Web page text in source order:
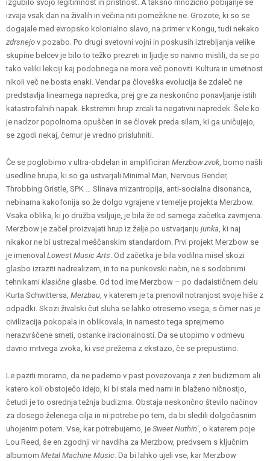
izgubilo svojo legitimnost in pristnost. A takšno množično pobijanje se
izvaja vsak dan na živalih in večina niti pomežikne ne. Grozote, ki so se
dogajale med evropsko kolonialno slavo, na primer v Kongu, tudi nekako
zdrsnejo v pozabo. Po drugi svetovni vojni in poskusih iztrebljanja velike
skupine belcev je bilo to težko prezreti in ljudje so naivno mislili, da se po
tako veliki lekciji kaj podobnega ne more več ponoviti. Kultura in umetnost
nikoli več ne bosta enaki. Vendar pa človeška evolucija še zdaleč ne
predstavlja linearnega napredka, prej gre za neskončno ponavljanje istih
katastrofalnih napak. Ekstremni hrup zrcali ta negativni napredek. Šele ko
je nadzor popolnoma opuščen in se človek preda silam, ki ga uničujejo,
se zgodi nekaj, čemur je vredno prisluhniti.
Če se poglobimo v ultra-obdelan in amplificiran Merzbow zvok, bomo našli
usedline hrupa, ki so ga ustvarjali Minimal Man, Nervous Gender,
Throbbing Gristle, SPK … Slinava mizantropija, anti-socialna disonanca,
nebinarna kakofonija so že dolgo vgrajene v temelje projekta Merzbow.
Vsaka oblika, ki jo družba vsiljuje, je bila že od samega začetka zavrnjena.
Merzbow je začel proizvajati hrup iz želje po ustvarjanju junka, ki naj
nikakor ne bi ustrezal meščanskim standardom. Prvi projekt Merzbow se
je imenoval Lowest Music Arts. Od začetka je bila vodilna misel skozi
glasbo izraziti nadrealizem, in to na punkovski način, ne s sodobnimi
tehnikami klasične glasbe. Od tod ime Merzbow – po dadaističnem delu
Kurta Schwittersa, Merzbau, v katerem je ta prenovil notranjost svoje hiše z
odpadki. Skozi živalski čut sluha se lahko otresemo vsega, s čimer nas je
civilizacija pokopala in oblikovala, in namesto tega sprejmemo
nerazvrščene smeti, ostanke iracionalnosti. Da se utopimo v odmevu
davno mrtvega zvoka, ki vse prežema z ekstazo, če se prepustimo.
Le paziti moramo, da ne pademo v past povezovanja z zen budizmom ali
katero koli obstoječo idejo, ki bi stala med nami in blaženo ničnostjo,
četudi je to osrednja težnja budizma. Obstaja neskončno število načinov
za dosego želenega cilja in ni potrebe po tem, da bi sledili dolgočasnim
uhojenim potem. Vse, kar potrebujemo, je Sweet Nuthin‘, o katerem poje
Lou Reed, še en zgodnji vir navdiha za Merzbow, predvsem s ključnim
albumom Metal Machine Music. Da bi lahko ujeli vse, kar Merzbow